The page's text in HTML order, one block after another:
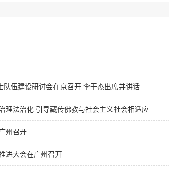
伍建设研讨会在京召开 李干杰出席并讲话
理法治化 引导藏传佛教与社会主义社会相适应
州召开
进大会在广州召开